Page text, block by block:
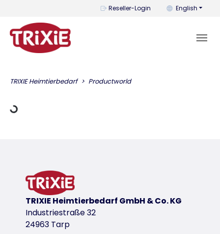
Reseller-Login You can
English
TRIXIE Heimtierbedarf Productworld
Data
TRIXIE Heimtierbedarf GmbH & Co. KG
Industriestraße 32
24963 Tarp